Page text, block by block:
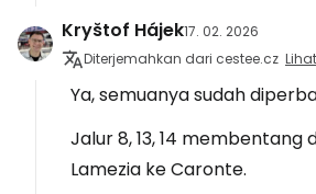
Kryštof Hájek17. 02. 2026
Diterjemahkan dari cestee.cz
Ya, semuanya sudah
Jalur 8, 13, 14 membentang
Lamezia ke Caronte.